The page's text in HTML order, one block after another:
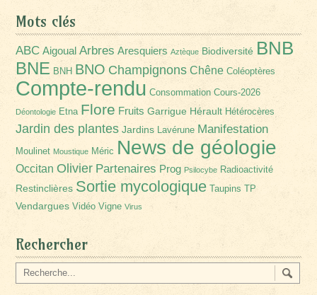
Mots clés
ABC Aigoual Arbres Aresquiers Aztèque Biodiversité BNB
BNE BNH BNO Champignons Chêne Coléoptères
Compte-rendu Consommation Cours-2026
Déontologie Etna Flore Fruits Garrigue Hérault Hétérocères
Jardin des plantes Jardins Lavérune Manifestation
Moulinet Moustique Méric News de géologie
Occitan Olivier Partenaires Prog Psilocybe Radioactivité
Restinclières Sortie mycologique Taupins TP
Vendargues Vidéo Vigne Virus
Rechercher